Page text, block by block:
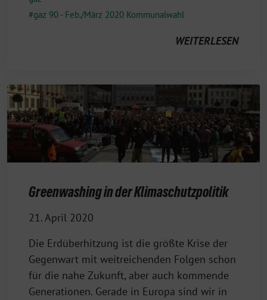
gaz 90 - Feb./März 2020 Kommunalwahl
WEITERLESEN
Greenwashing in der Klimaschutzpolitik
21. April 2020
Die Erdüberhitzung ist die größte Krise der
Gegenwart mit weitreichenden Folgen schon
für die nahe Zukunft, aber auch kommende
Generationen. Gerade in Europa sind wir in